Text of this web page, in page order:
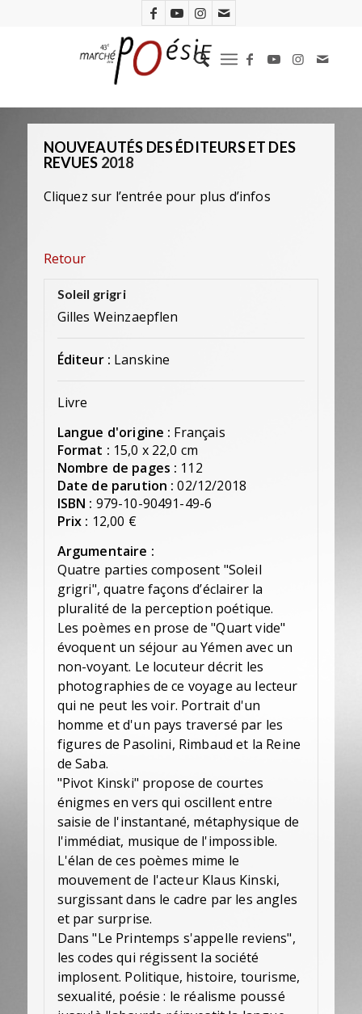
NOUVEAUTÉS DES ÉDITEURS ET DES
REVUES 2018
Cliquez sur l’entrée pour plus d’infos
Retour
Soleil grigri
Gilles Weinzaepflen
Éditeur : Lanskine
Livre
Langue d'origine : Français
Format : 15,0 x 22,0 cm
Nombre de pages : 112
Date de parution : 02/12/2018
ISBN : 979-10-90491-49-6
Prix : 12,00 €
Argumentaire :
Quatre parties composent "Soleil
grigri", quatre façons d’éclairer la
pluralité de la perception poétique.
Les poèmes en prose de "Quart vide"
évoquent un séjour au Yémen avec un
non-voyant. Le locuteur décrit les
photographies de ce voyage au lecteur
qui ne peut les voir. Portrait d'un
homme et d'un pays traversé par les
figures de Pasolini, Rimbaud et la Reine
de Saba.
"Pivot Kinski" propose de courtes
énigmes en vers qui oscillent entre
saisie de l'instantané, métaphysique de
l'immédiat, musique de l'impossible.
L'élan de ces poèmes mime le
mouvement de l'acteur Klaus Kinski,
surgissant dans le cadre par les angles
et par surprise.
Dans "Le Printemps s'appelle reviens",
les codes qui régissent la société
implosent. Politique, histoire, tourisme,
sexualité, poésie : le réalisme poussé